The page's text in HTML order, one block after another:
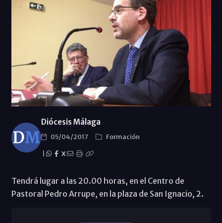
Diócesis Málaga
05/04/2017
Formación
X
Tendrá lugar a las 20.00 horas, en el Centro de
Pastoral Pedro Arrupe, en la plaza de San Ignacio, 2.